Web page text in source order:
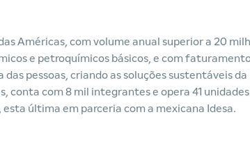
Américas, com volume anual superior a 20
e petroquímicos básicos, e com
pessoas, criando as soluções sustentáveis da
conta com 8 mil integrantes e opera 41 unidades
última em parceria com a mexicana Idesa.